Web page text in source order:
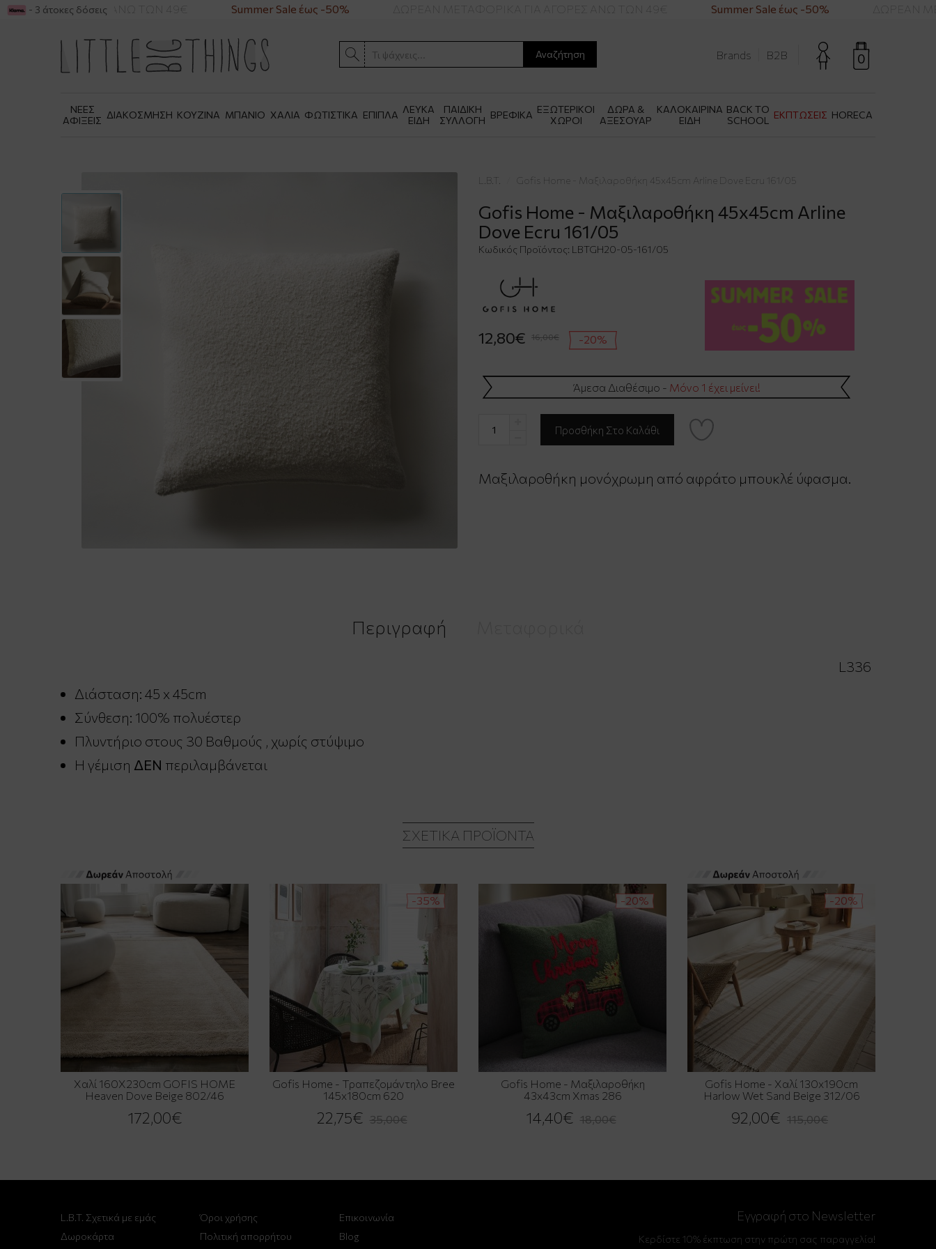
ΓΙΑ ΑΓΟΡΕΣ ΑΝΩ ΤΩΝ 49€ Summer Sale έως -50% ΔΩΡΕΑΝ ΜΕΤΑΦΟΡΙΚΑ ΓΙΑ ΑΓΟΡΕΣ ΑΝΩ ΤΩΝ 49€ Summer Sale έως -50% ΔΩΡΕΑΝ
- 3 άτοκες δόσεις
Αναζήτηση 0
Brands B2B
ΝΕΕΣ
ΑΦΙΞΕΙΣ ΔΙΑΚΟΣΜΗΣΗ ΚΟΥΖΙΝΑ ΜΠΑΝΙΟ ΧΑΛΙΑ ΦΩΤΙΣΤΙΚΑ ΕΠΙΠΛΑ ΛΕΥΚΑ
ΕΙΔΗ
ΠΑΙΔΙΚΗ
ΣΥΛΛΟΓΗ ΒΡΕΦΙΚΑ ΕΞΩΤΕΡΙΚΟΙ
ΧΩΡΟΙ
ΔΩΡΑ &
ΑΞΕΣΟΥΑΡ
ΚΑΛΟΚΑΙΡΙΝΑ
ΕΙΔΗ
BACK TO
SCHOOL
ΕΚΠΤΩΣΕΙΣ HORECA
L.B.T. Gofis Home - Μαξιλαροθήκη 45x45cm Arline Dove Ecru 161/05
Gofis Home - Μαξιλαροθήκη 45x45cm Arline
Dove Ecru 161/05
Κωδικός Προϊόντος: LBTGH20-05-161/05
12,80€ 16,00€ -20%
Άμεσα Διαθέσιμο - Μόνο 1 έχει μείνει!
Μαξιλαροθήκη μονόχρωμη από αφράτο μπουκλέ ύφασμα.
Περιγραφή
Διάσταση: 45 x 45cm
Σύνθεση: 100% πολυέστερ
L336
Πλυντήριο στους 30 Βαθμούς , χωρίς στύψιμο
Η γέμιση ΔΕΝ περιλαμβάνεται
ΣΧΕΤΙΚΆ ΠΡΟΪΌΝΤΑ
Χαλί 160X230cm GOFIS HOME
Heaven Dove Beige 802/46
172,00€
-35%
Gofis Home - Τραπεζομάντηλο Bree
145x180cm 620
22,75€ 35,00€
-20%
Gofis Home - Μαξιλαροθήκη
43x43cm Xmas 286
14,40€ 18,00€
-20%
Gofis Home - Χαλί 130x190cm
Harlow Wet Sand Beige 312/06
92,00€ 115,00€
L.B.T. Σχετικά με εμάς
Δωροκάρτα
Όροι χρήσης
Πολιτική απορρήτου
Επικοινωνία
Blog
Εγγραφή στο Newsletter
Κερδίστε 10% έκπτωση στην πρώτη σας παραγγελία!